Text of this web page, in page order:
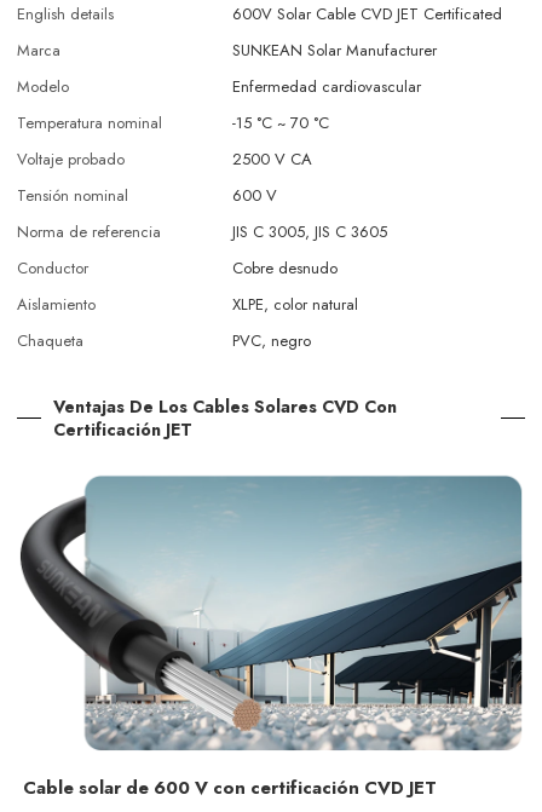
English details
600V Solar Cable CVD JET Certificated
Marca
SUNKEAN Solar Manufacturer
Modelo
Enfermedad cardiovascular
Temperatura nominal
-15 °C ~ 70 °C
Voltaje probado
2500 V CA
Tensión nominal
600 V
Norma de referencia
JIS C 3005, JIS C 3605
Conductor
Cobre desnudo
Aislamiento
XLPE, color natural
Chaqueta
PVC, negro
Ventajas De Los Cables Solares CVD Con
Certificación JET
Cable solar de 600 V con certificación CVD JET